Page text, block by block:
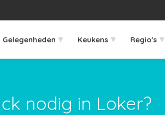
Gelegenheden ▾ Keukens ▾ Regio's ▾
nodig in Loker?